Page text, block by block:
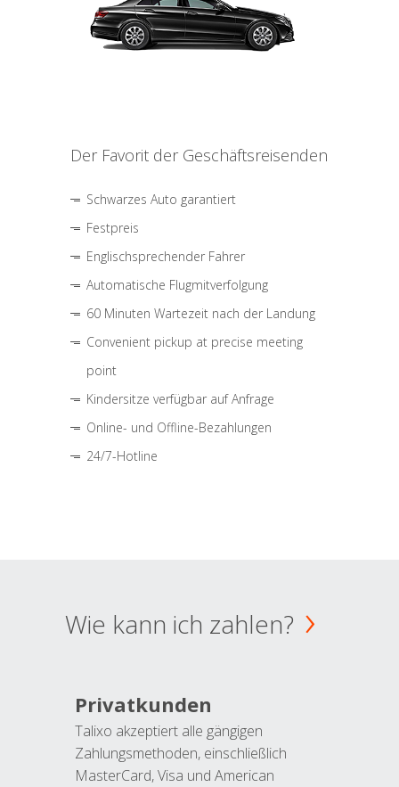
Der Favorit der Geschäftsreisenden
Schwarzes Auto garantiert
Festpreis
Englischsprechender Fahrer
Automatische Flugmitverfolgung
60 Minuten Wartezeit nach der Landung
Convenient pickup at precise meeting
point
Kindersitze verfügbar auf Anfrage
Online- und Offline-Bezahlungen
24/7-Hotline
Wie kann ich zahlen?
Privatkunden
Talixo akzeptiert alle gängigen
Zahlungsmethoden, einschließlich
MasterCard, Visa und American